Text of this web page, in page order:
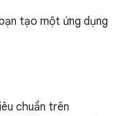
tạo một ứng dụng
chuẩn trên